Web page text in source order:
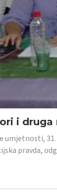
i druga
pravda,